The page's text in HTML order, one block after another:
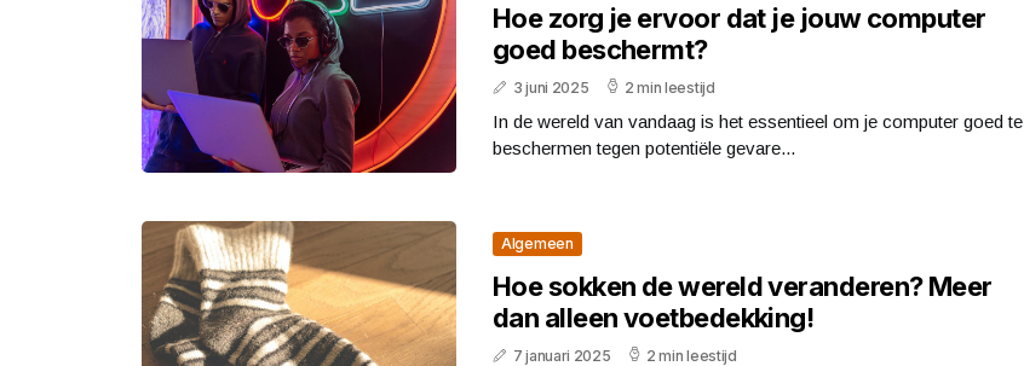
Hoe zorg je ervoor dat je jouw computer
goed beschermt?
3 juni 2025 2 min leestijd
In de wereld van vandaag is het essentieel om je computer goed te
beschermen tegen potentiële gevare...
Algemeen
Hoe sokken de wereld veranderen? Meer
dan alleen voetbedekking!
7 januari 2025 2 min leestijd